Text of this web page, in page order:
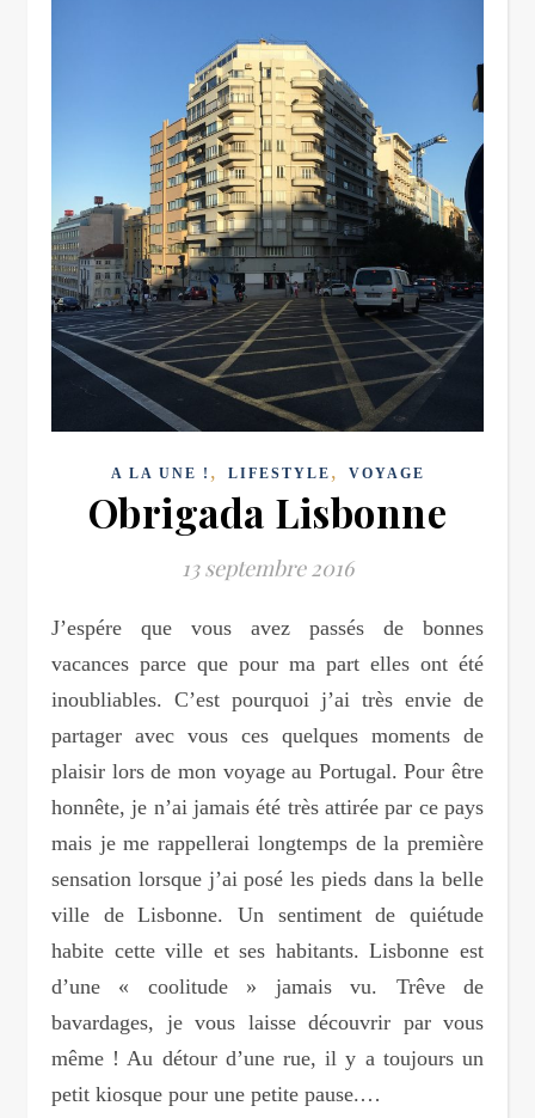
A LA UNE ! , LIFESTYLE , VOYAGE
Obrigada Lisbonne
13 septembre 2016
J’espére que vous avez passés de bonnes
vacances parce que pour ma part elles ont été
inoubliables. C’est pourquoi j’ai très envie de
partager avec vous ces quelques moments de
plaisir lors de mon voyage au Portugal. Pour être
honnête, je n’ai jamais été très attirée par ce pays
mais je me rappellerai longtemps de la première
sensation lorsque j’ai posé les pieds dans la belle
ville de Lisbonne. Un sentiment de quiétude
habite cette ville et ses habitants. Lisbonne est
d’une « coolitude » jamais vu. Trêve de
bavardages, je vous laisse découvrir par vous
même ! Au détour d’une rue, il y a toujours un
petit kiosque pour une petite pause.…